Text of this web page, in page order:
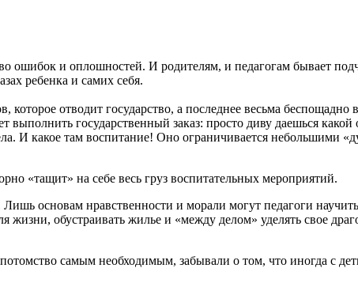
и оплошностей. И родителям, и педагогам бывает
ребенка и самих себя.
которое отводит государство, а последнее весьма
государственный заказ: просто диву даешься какой
И какое там воспитание! Оно ограничивается небольшими
«тащит» на себе весь груз воспитательных мероприятий.
основам нравственности и морали могут педагоги
жизни, обустраивать жилье и «между делом» уделять свое
самым необходимым, забывали о том, что иногда с